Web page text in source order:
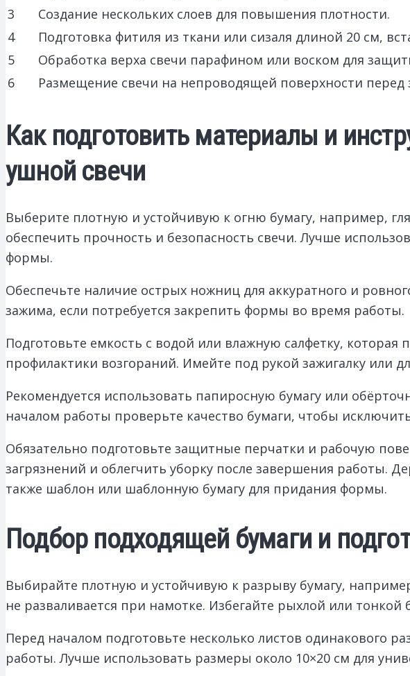
3
Создание нескольких слоев для повышения плотности.
4
Подготовка фитиля из ткани или сизаля длиной 20 см,
5
Обработка верха свечи парафином или воском для
6
Размещение свечи на непроводящей поверхности перед
Как подготовить материалы и
ушной свечи
Выберите плотную и устойчивую к огню бумагу, например,
обеспечить прочность и безопасность свечи. Лучше
формы.
Обеспечьте наличие острых ножниц для аккуратного и
зажима, если потребуется закрепить формы во время работы.
Подготовьте емкость с водой или влажную салфетку,
профилактики возгораний. Имейте под рукой зажигалку или
Рекомендуется использовать папиросную бумагу или
началом работы проверьте качество бумаги, чтобы
Обязательно подготовьте защитные перчатки и рабочую
загрязнений и облегчить уборку после завершения работы.
также шаблон или шаблонную бумагу для придания формы.
Подбор подходящей бумаги и
Выбирайте плотную и устойчивую к разрыву бумагу,
не разваливается при намотке. Избегайте рыхлой или
Перед началом подготовьте несколько листов одинакового
работы. Лучше использовать размеры около 10×20 см для